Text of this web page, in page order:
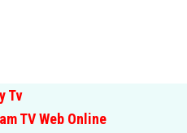
Tv
TV Web Online